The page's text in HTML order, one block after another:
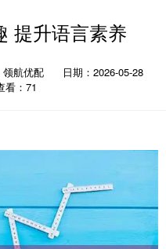
提升语言素养
领航优配
日期：2026-05-28
看：71